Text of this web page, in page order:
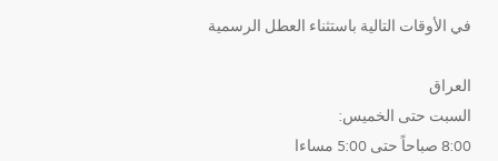
في الأوقات التالية باستثناء العطل الرسمية
العراق
السبت حتى الخميس:
8:00 صباحاً حتى 5:00 مساءا